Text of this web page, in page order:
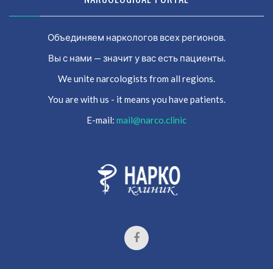
Объединяем наркологов всех регионов.
Вы с нами — значит у вас есть пациенты.
We unite narcologists from all regions.
You are with us - it means you have patients.
E-mail: mail@narco.clinic